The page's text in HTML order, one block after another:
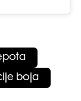
boja